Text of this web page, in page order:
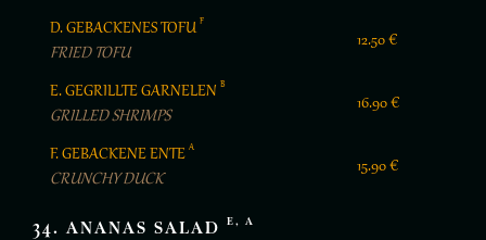
D. GEBACKENES TOFUF
FRIED TOFU
12.50 €
E. GEGRILLTE GARNELENB
GRILLED SHRIMPS
16.90 €
F. GEBACKENE ENTEA
CRUNCHY DUCK
15.90 €
34. ANANAS SALADE, A